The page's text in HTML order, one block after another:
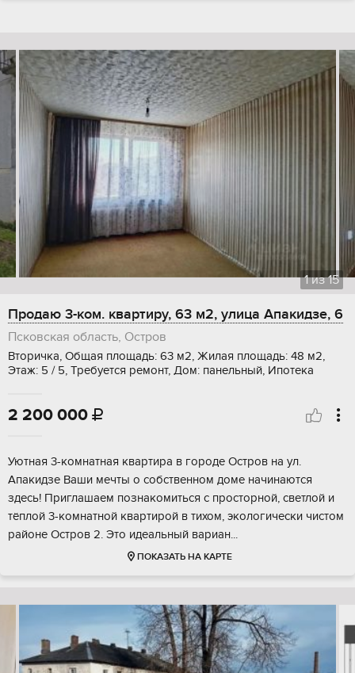
1из15
Продаю 3-ком. квартиру, 63 м2, улица Апакидзе, 6
Псковская область, Остров
Вторичка, Общая площадь: 63 м2, Жилая площадь: 48 м2,
Этаж: 5 / 5, Требуется ремонт, Дом: панельный, Ипотека
2 200 000 
Уютная 3-комнатная квартира в городе Остров на ул.
Апакидзе Ваши мечты о собственном доме начинаются
здесь! Приглашаем познакомиться с просторной, светлой и
тёплой 3-комнатной квартирой в тихом, экологически чистом
районе Остров 2. Это идеальный вариан...
ПОКАЗАТЬ НА КАРТЕ